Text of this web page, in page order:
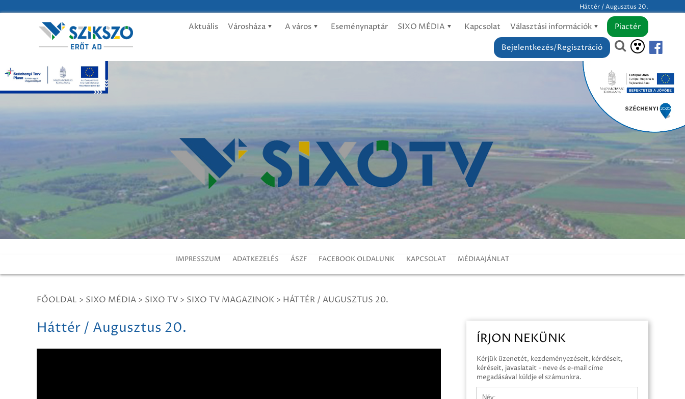
Háttér / Augusztus 20.
Aktuális Városháza A város Eseménynaptár SIXO MÉDIA Kapcsolat Választási információk
Piactér
Bejelentkezés/Regisztráció
IMPRESSZUM ADATKEZELÉS ÁSZF FACEBOOK OLDALUNK KAPCSOLAT MÉDIAAJÁNLAT
FŐOLDAL > SIXO MÉDIA > SIXO TV > SIXO TV MAGAZINOK > HÁTTÉR / AUGUSZTUS 20.
Háttér / Augusztus 20.
ÍRJON NEKÜNK
Kérjük üzenetét, kezdeményezéseit, kérdéseit,
kéréseit, javaslatait - neve és e-mail címe
megadásával küldje el számunkra.